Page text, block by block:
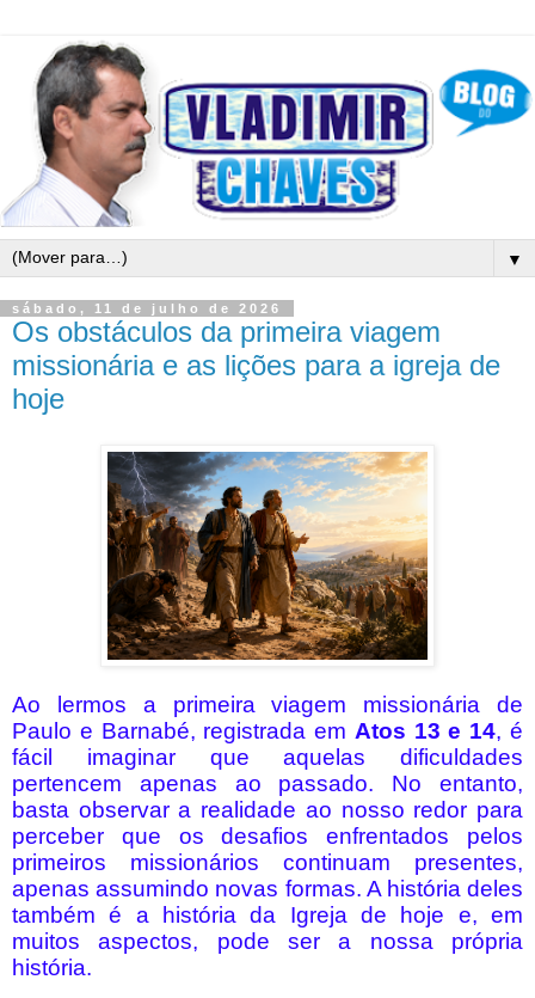
▼
sábado, 11 de julho de 2026
Os obstáculos da primeira viagem
missionária e as lições para a igreja de
hoje
Ao lermos a primeira viagem missionária de
Paulo e Barnabé, registrada em Atos 13 e 14, é
fácil imaginar que aquelas dificuldades
pertencem apenas ao passado. No entanto,
basta observar a realidade ao nosso redor para
perceber que os desafios enfrentados pelos
primeiros missionários continuam presentes,
apenas assumindo novas formas. A história deles
também é a história da Igreja de hoje e, em
muitos aspectos, pode ser a nossa própria
história.